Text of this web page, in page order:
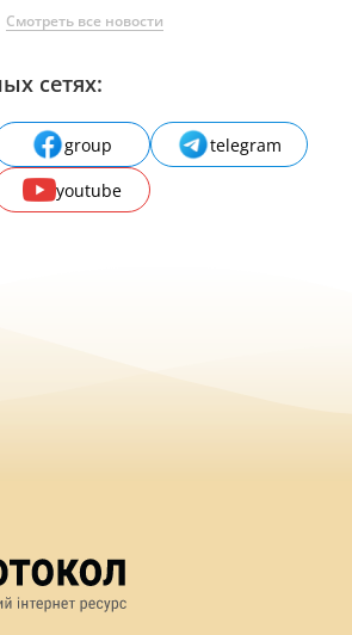
Смотреть все новости
сетях:
group
telegram
youtube